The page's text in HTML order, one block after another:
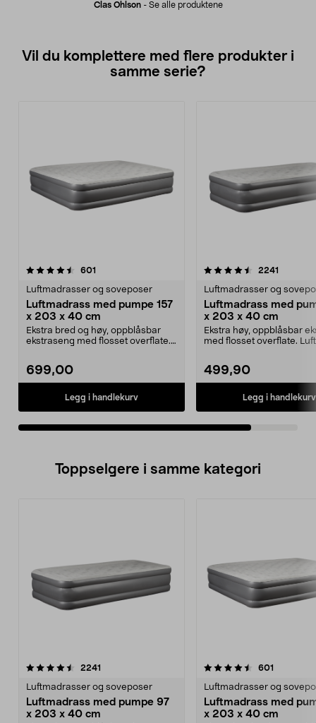
Clas Ohlson- Se alle produktene
Vil du komplettere med flere produkter i
samme serie?
601
Luftmadrasser og soveposer
Luftmadrass med pumpe 157
x 203 x 40 cm
Ekstra bred og høy, oppblåsbar
ekstraseng med flosset overflate.
699,00
Legg i handlekurv
4.5av 5 stjerner 2241
Luftmadrasser og
Luftmadrass med
x 203 x 40 cm
Ekstra høy, oppblåsbar
med flosset overflate.
499,90
Legg i handlekurv
Toppselgere i samme kategori
2241
Luftmadrasser og soveposer
Luftmadrass med pumpe 97
x 203 x 40 cm
4.5 av 5 stjerner 601
Luftmadrasser og
Luftmadrass med
x 203 x 40 cm
3.5 av 5 stjerner